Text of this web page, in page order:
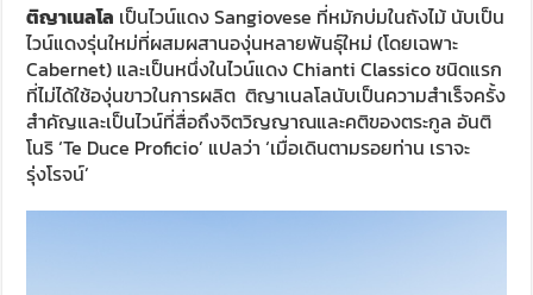
ติญาเนลโล เป็นไวน์แดง Sangiovese ที่หมักบ่มในถังไม้ นับเป็น
ไวน์แดงรุ่นใหม่ที่ผสมผสานองุ่นหลายพันธุ์ใหม่ (โดยเฉพาะ
Cabernet) และเป็นหนึ่งในไวน์แดง Chianti Classico ชนิดแรก
ที่ไม่ได้ใช้องุ่นขาวในการผลิต ติญาเนลโลนับเป็นความสำเร็จครั้ง
สำคัญและเป็นไวน์ที่สื่อถึงจิตวิญญาณและคติของตระกูล อันติ
โนริ ‘Te Duce Proficio’ แปลว่า ‘เมื่อเดินตามรอยท่าน เราจะ
รุ่งโรจน์’